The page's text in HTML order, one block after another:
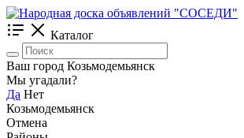
Каталог
Ваш город Козьмодемьянск
Мы угадали?
Да Нет
Козьмодемьянск
Отмена